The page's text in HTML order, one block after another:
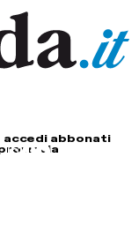
accedi abbonati